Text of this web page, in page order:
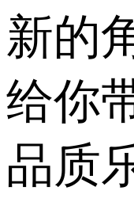
新的
给你
品质